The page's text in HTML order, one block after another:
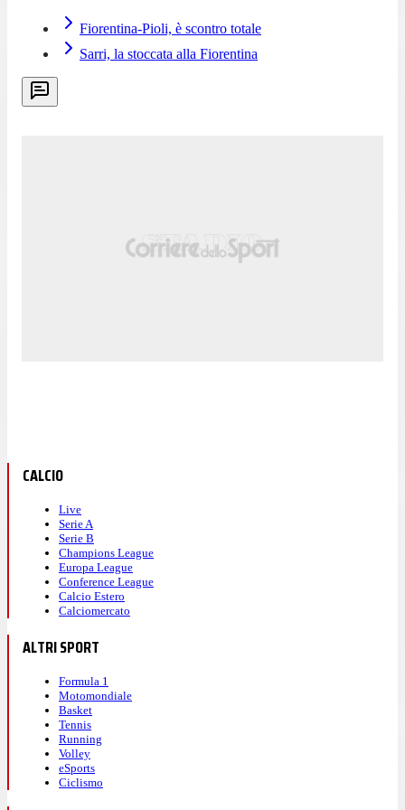
Fiorentina-Pioli, è scontro totale
Sarri, la stoccata alla Fiorentina
CALCIO
Live
Serie A
Serie B
Champions League
Europa League
Conference League
Calcio Estero
Calciomercato
ALTRI SPORT
Formula 1
Motomondiale
Basket
Tennis
Running
Volley
eSports
Ciclismo